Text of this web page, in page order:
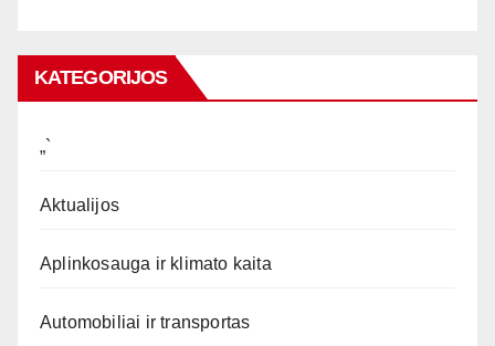
KATEGORIJOS
„`
Aktualijos
Aplinkosauga ir klimato kaita
Automobiliai ir transportas